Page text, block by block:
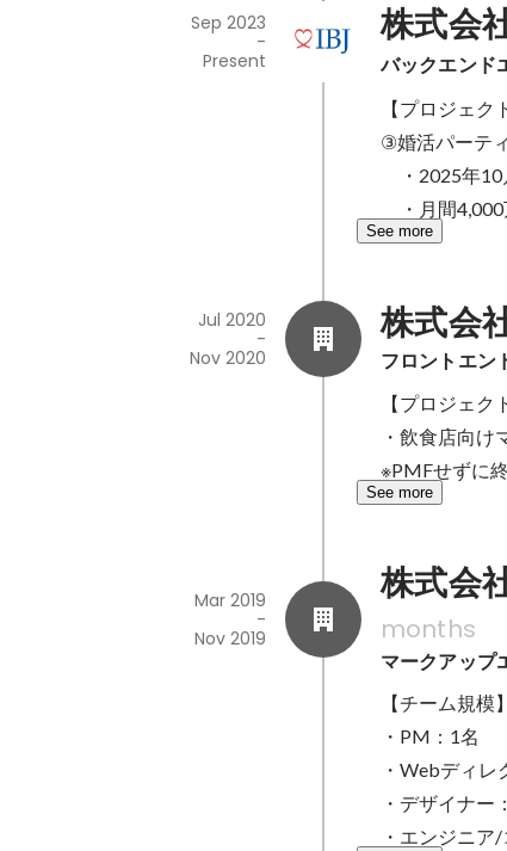
株式会
バックエンド
Sep 2023
-
Present
【プロジェク
③婚活パーテ
・2025年10
・月間4,000
See more
株式会
フロントエン
Jul 2020
-
Nov 2020
【プロジェク
・飲食店向け
※PMFせずに終
See more
株式会
months
マークアップ
Mar 2019
-
Nov 2019
【チーム規模】
・PM：1名
・Webディレ
・デザイナー
・エンジニア